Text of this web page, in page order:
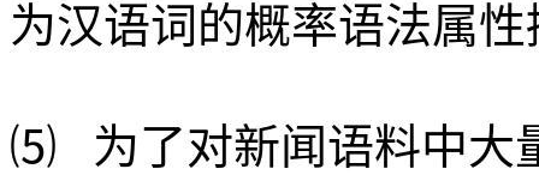
为汉语词的概率语法属
⑸ 为了对新闻语料中大